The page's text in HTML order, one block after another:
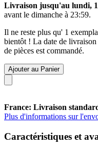
Livraison jusqu'au lundi,
avant le dimanche à 23:59.
Il ne reste plus qu' 1
bientôt ! La date de
de pièces est commandé.
Ajouter au Panier
France: Livraison
Plus d'informations sur
Caractéristiques et